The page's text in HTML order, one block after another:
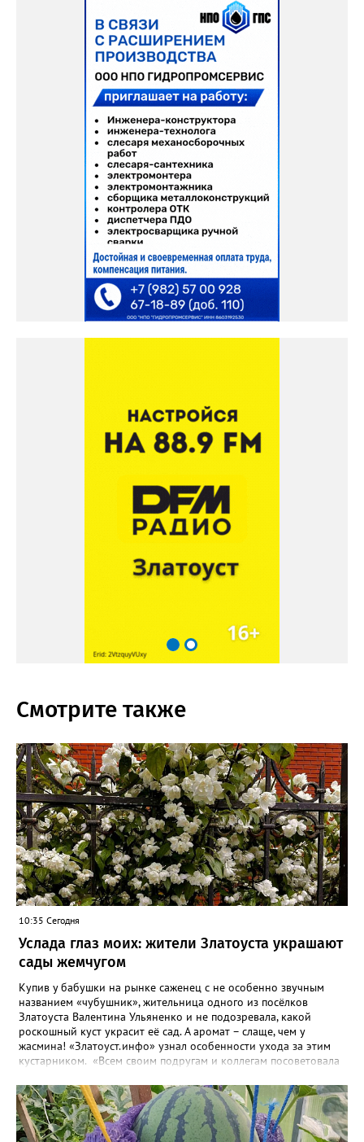
Смотрите также
10:35 Сегодня
Услада глаз моих: жители Златоуста украшают
сады жемчугом
Купив у бабушки на рынке саженец с не особенно звучным
названием «чубушник», жительница одного из посёлков
Златоуста Валентина Ульяненко и не подозревала, какой
роскошный куст украсит её сад. А аромат – слаще, чем у
жасмина! «Златоуст.инфо» узнал особенности ухода за этим
кустарником. «Всем своим подругам и коллегам посоветовала
городе всё больше, - рассказала нашему порталу Валентина. – У
меня растёт, на мой взгляд, самый красивый сорт – «Жемчуг».
Моему кусту (на фото) четыре года, достаточно компактный.
Махровые цветки - диаметром шесть сантиметров. Цветёт в